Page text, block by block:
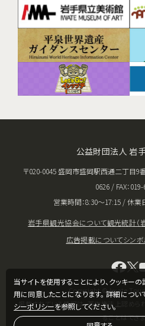
当サイトを使用することにより、クッキー
用に同意したことになります。 詳細につい
シーポリシーを参照してください。
公益財団法人 岩
〒020-0045 盛岡市盛岡駅西通二丁目9番
0626 / FAX：
営業時間：8:30〜17:15 / 休業
岩手県観光協会について観光統計（
広告掲載についてシン
Copyright © Iwate
掲載されている情報は、著作権法上認めら
ることはでき